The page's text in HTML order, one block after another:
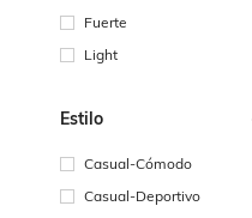
Fuerte
Light
Estilo
Casual-Cómodo
Casual-Deportivo